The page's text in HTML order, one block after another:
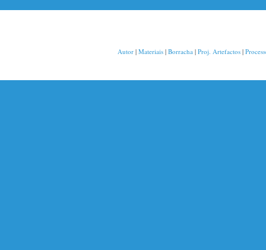
Autor |Materiais |Borracha |Proj. Artefactos|